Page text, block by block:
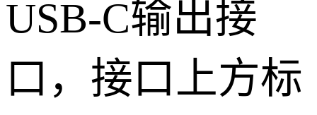
USB-C输出接
口，接口上方标